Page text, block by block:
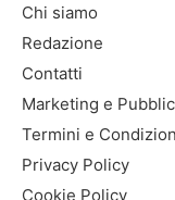
Chi siamo
Redazione
Contatti
Marketing e
Termini e
Privacy Policy
Cookie Policy